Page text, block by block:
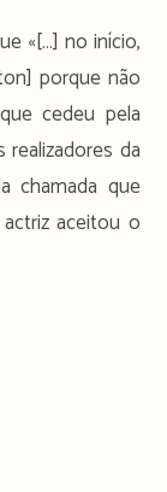
«[…] no início,
porque não
cedeu pela
da
chamada que
aceitou o